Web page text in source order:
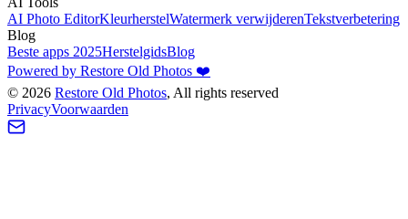
AI Photo EditorKleurherstelWatermerk verwijderenTekstverbetering
Blog
Beste apps 2025HerstelgidsBlog
Powered by Restore Old Photos ❤️
© 2026 Restore Old Photos, All rights reserved
PrivacyVoorwaarden